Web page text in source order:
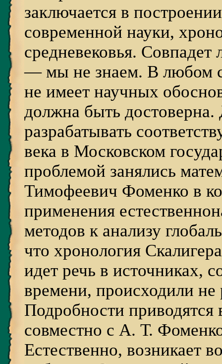
заключается в
современной науки,
средневековья. Совпадет
— мы не знаем. В любом
не имеет научных
должна быть достоверна.
разрабатывать
века в Московском
проблемой занялись
Тимофеевич Фоменко в
применения
методов к анализу
что хронология
идет речь в источниках,
времени, происходили
Подробности
совместно с А. Т.
Естественно, возникает